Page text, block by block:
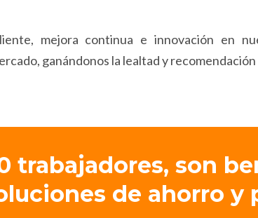
mejora continua e innovación en
ganándonos la lealtad y
trabajadores, son
de ahorro y